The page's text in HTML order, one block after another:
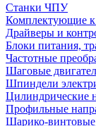
Станки ЧПУ
Комплектующие
Драйверы и
Блоки питания,
Частотные
Шаговые
Шпиндели
Цилиндрические
Профильные
Шарико-